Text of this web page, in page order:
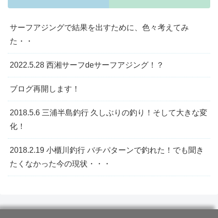
サーフアジングで結果を出すために、色々考えてみ
た・・
2022.5.28 西湘サーフdeサーフアジング！？
ブログ再開します！
2018.5.6 三浦半島釣行 久しぶりの釣り！そして大きな変
化！
2018.2.19 小櫃川釣行 バチパターンで釣れた！でも聞き
たくなかった今の現状・・・